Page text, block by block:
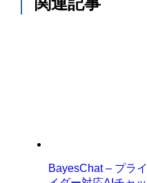
BayesChat – プラ